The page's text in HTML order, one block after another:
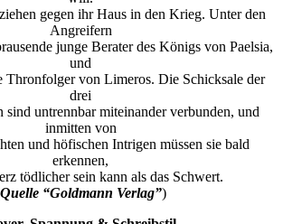
gegen ihr Haus in den Krieg. Unter den
Angreifern
junge Berater des Königs von Paelsia,
und
Thronfolger von Limeros. Die Schicksale der
drei
sind untrennbar miteinander verbunden, und
inmitten von
und höfischen Intrigen müssen sie bald
erkennen,
tödlicher sein kann als das Schwert.
Quelle “Goldmann Verlag”)